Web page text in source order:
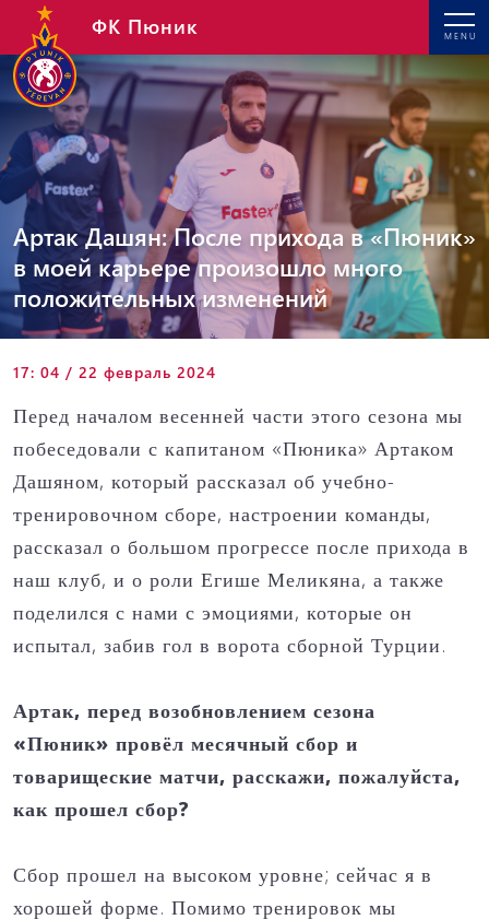
MENU
ФК Пюник
Артак Дашян: После прихода в «Пюник»
в моей карьере произошло много
положительных изменений
17: 04 / 22 февраль 2024
Перед началом весенней части этого сезона мы
побеседовали с капитаном «Пюника» Артаком
Дашяном, который рассказал об учебно-
тренировочном сборе, настроении команды,
рассказал о большом прогрессе после прихода в
наш клуб, и о роли Егише Меликяна, а также
поделился с нами с эмоциями, которые он
испытал, забив гол в ворота сборной Турции.
Артак, перед возобновлением сезона
«Пюник» провёл месячный сбор и
товарищеские матчи, расскажи, пожалуйста,
как прошел сбор?
Сбор прошел на высоком уровне; сейчас я в
хорошей форме. Помимо тренировок мы